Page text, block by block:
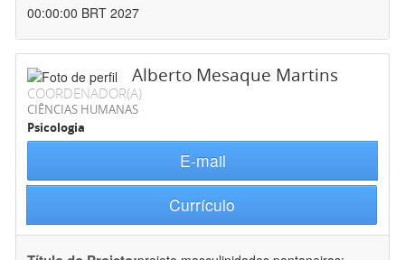
00:00:00 BRT 2027
Alberto Mesaque Martins
COORDENADOR(A)
CIÊNCIAS HUMANAS
Psicologia
E-mail
Currículo